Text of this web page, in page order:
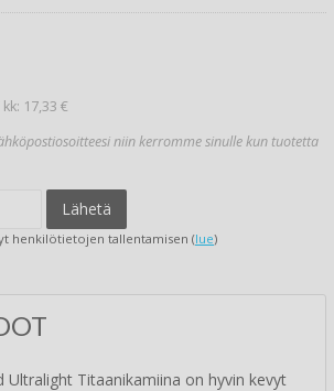
17,33 €
niin kerromme sinulle kun tuotetta
Lähetä
henkilötietojen tallentamisen (lue)
Ultralight Titaanikamiina on hyvin kevyt